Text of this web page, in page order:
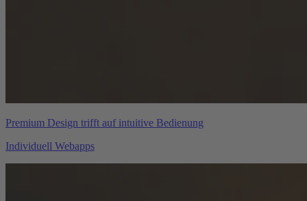
Premium Design trifft auf intuitive Bedienung
Individuell Webapps